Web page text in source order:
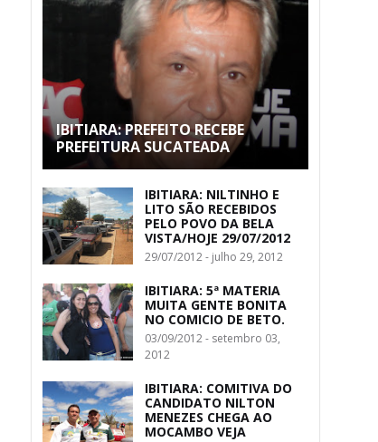
IBITIARA: PREFEITO RECEBE
PREFEITURA SUCATEADA
IBITIARA: NILTINHO E
LITO SÃO RECEBIDOS
PELO POVO DA BELA
VISTA/HOJE 29/07/2012
29/07/2012 - julho 29, 2012
IBITIARA: 5ª MATERIA
MUITA GENTE BONITA
NO COMICIO DE BETO.
03/09/2012 - setembro 03,
2012
IBITIARA: COMITIVA DO
CANDIDATO NILTON
MENEZES CHEGA AO
MOCAMBO VEJA